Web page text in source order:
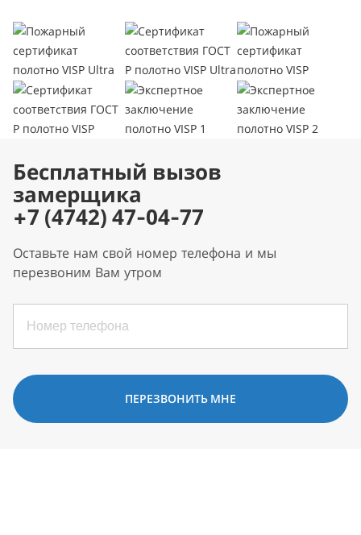
Бесплатный вызов
замерщика
+7 (4742) 47-04-77
Оставьте нам свой номер телефона и мы
перезвоним Вам утром
ПЕРЕЗВОНИТЬ МНЕ